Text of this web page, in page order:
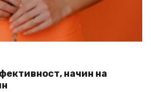
начин на